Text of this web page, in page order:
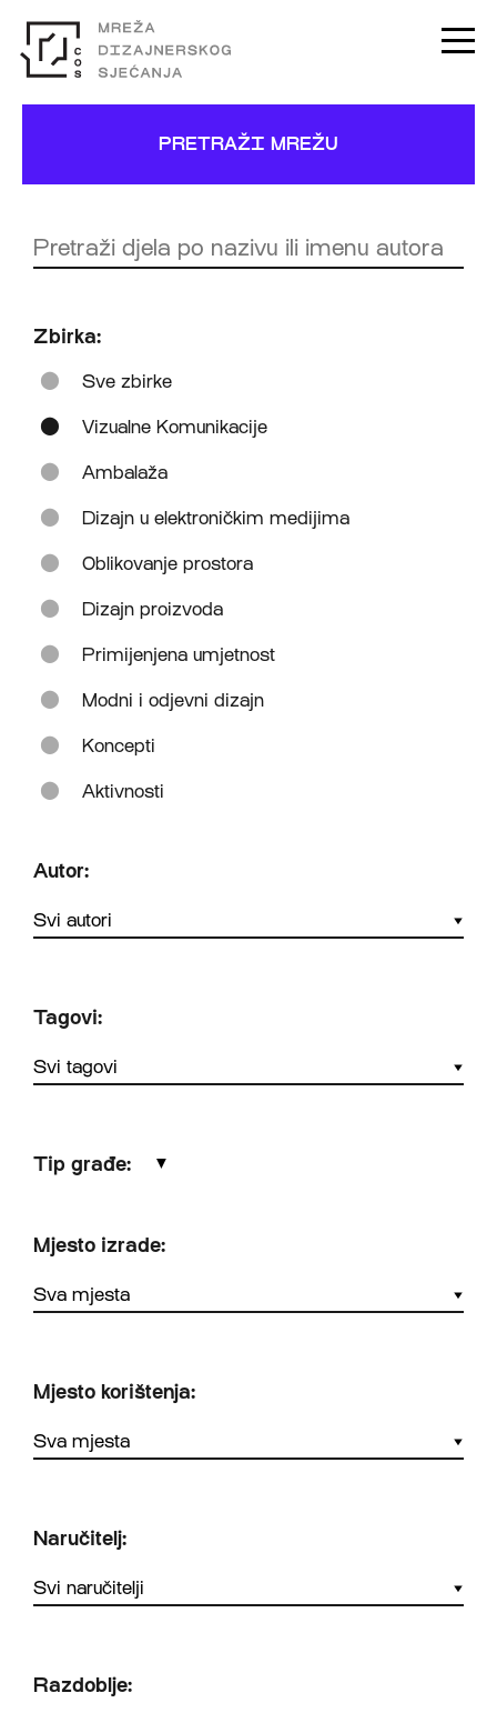
PRETRAŽI MREŽU
Zbirka:
Sve zbirke
Vizualne Komunikacije
Ambalaža
Dizajn u elektroničkim medijima
Oblikovanje prostora
Dizajn proizvoda
Primijenjena umjetnost
Modni i odjevni dizajn
Koncepti
Aktivnosti
Autor:
Tagovi:
Tip građe: ▼
Mjesto izrade:
Mjesto korištenja:
Naručitelj:
Razdoblje: